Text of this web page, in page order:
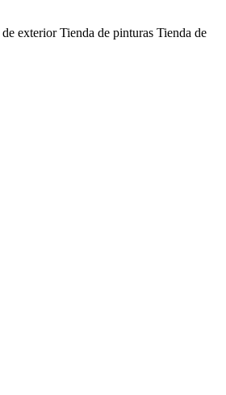
de exteriorTienda de pinturas Tienda de